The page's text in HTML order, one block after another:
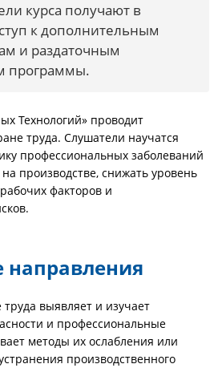
курса получают в
к дополнительным
и раздаточным
программы.
Технологий» проводит
труда. Слушатели научатся
профессиональных заболеваний
производстве, снижать уровень
факторов и
направления
выявляет и изучает
и профессиональные
методы их ослабления или
производственного